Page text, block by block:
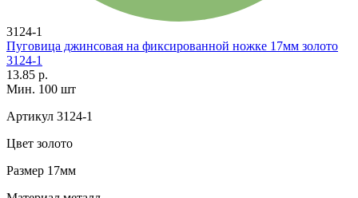
3124-1
Пуговица джинсовая на фиксированной ножке 17мм золото
3124-1
13.85 р.
Мин. 100 шт
Артикул 3124-1
Цвет золото
Размер 17мм